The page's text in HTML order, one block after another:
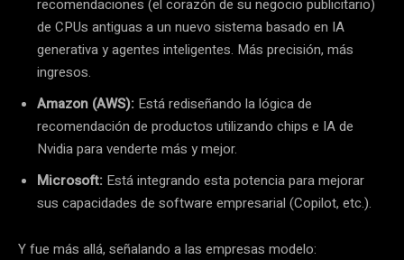
recomendaciones (el corazón de su negocio publicitario)
de CPUs antiguas a un nuevo sistema basado en IA
generativa y agentes inteligentes. Más precisión, más
ingresos.
Amazon (AWS): Está rediseñando la lógica de
recomendación de productos utilizando chips e IA de
Nvidia para venderte más y mejor.
Microsoft: Está integrando esta potencia para mejorar
sus capacidades de software empresarial (Copilot, etc.).
Y fue más allá, señalando a las empresas modelo: